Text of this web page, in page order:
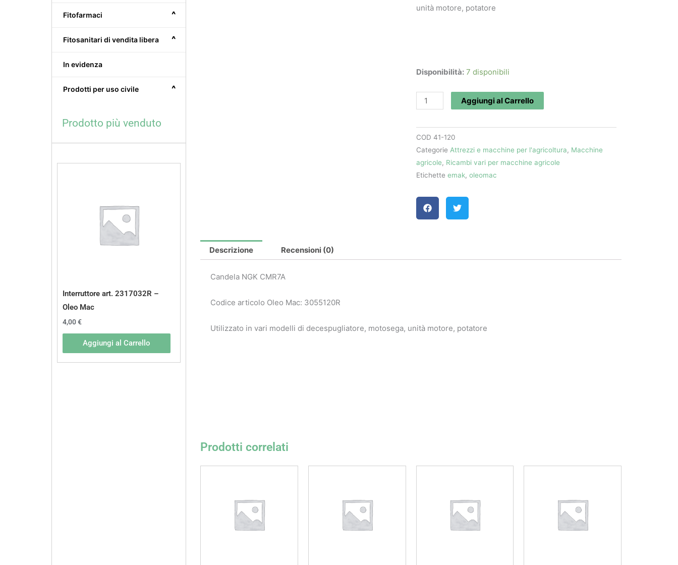
^
Fitofarmaci
^
Fitosanitari di vendita libera
In evidenza
^
Prodotti per uso civile
Prodotto più venduto
Interruttore art. 2317032R –
Oleo Mac
4,00€
Aggiungi al Carrello
unità motore, potatore
Disponibilità: 7 disponibili
Candela
CMR7A
quantità
Aggiungi al Carrello
COD 41-120
Categorie Attrezzi e macchine per l'agricoltura, Macchine
agricole, Ricambi vari per macchine agricole
Etichette emak, oleomac
Descrizione Recensioni (0)
Candela NGK CMR7A
Codice articolo Oleo Mac: 3055120R
Utilizzato in vari modelli di decespugliatore, motosega, unità motore, potatore
Prodotti correlati